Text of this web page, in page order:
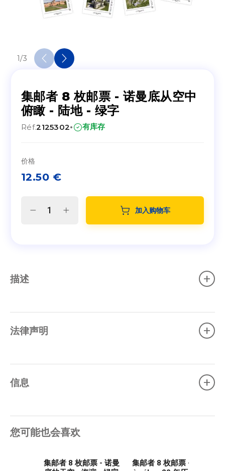
1/3
集邮者 8 枚邮票 - 诺曼底从空中
俯瞰 - 陆地 - 绿字
Réf.2125302· 有库存
价格
12.50 €
加入购物车
描述 +
法律声明 +
信息 +
您可能也会喜欢
集邮者 8 枚邮票 - 诺曼
集邮者 8 枚邮票 - Loire